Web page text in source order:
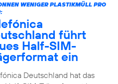
WENIGER PLASTIKMÜLL PRO
führt
Half-SIM-
ein
Deutschland hat das